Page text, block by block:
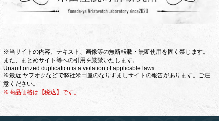
※当サイトの内容、テキスト、画像等の無断転載・無断使用を固く禁じます。
また、まとめサイト等への引用を厳禁いたします。
Unauthorized duplication is a violation of applicable laws.
※最近 ヤフオクなどで弊社米田屋のなりすましサイトの報告があります。ご注
意ください。
※商品価格は【税込】です。